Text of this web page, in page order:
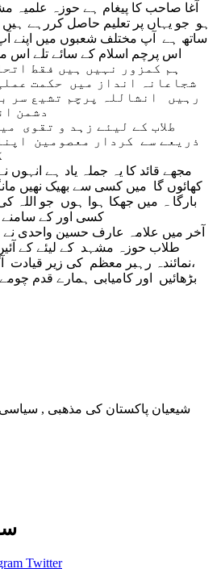
آغا صاحب کا پیغام ہے حوزہ علمیہ
ہو جو یہاں پر تعلیم حاصل کررہے ہیں
ساتھ ہے آپ مختلف شعبوں میں اپنے آپ
اس پرچم اسلام کے سائے تلے اس
ہم کمزور نہیں ہیں فقط
شجاعانہ انداز میں حکمت
رہیں انشاللہ پرچم تشیع سر
دشمن
طلاب کے لیئے زہد و تقوی
ذریعے سے کردار معصومین
مجھے قائد کا یہ جملہ یاد ہے
کھائوں گا میں کسی سے بھیک نھیں
بارگا ہ میں جھکا ہوا ہوں جو اللہ
کسی اور کے سامنے
آخر میں علامہ عارف حسین واحدی نے
طلاب حوزہ مشہد کے لیئے کے
،نمائندہ رہبر معظم کی زیر
بڑھائیں اور کامیابی ہمارے قدم
شیعیان پاکستان کی مذهبی ,
Twitter